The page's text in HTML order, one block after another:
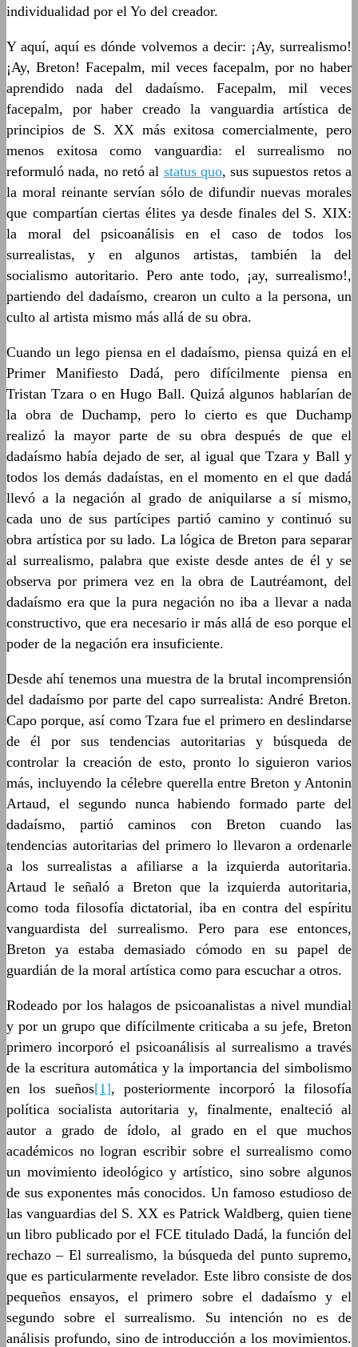
individualidad por el Yo del creador.
Y aquí, aquí es dónde volvemos a decir: ¡Ay, surrealismo!
¡Ay, Breton! Facepalm, mil veces facepalm, por no haber
aprendido nada del dadaísmo. Facepalm, mil veces
facepalm, por haber creado la vanguardia artística de
principios de S. XX más exitosa comercialmente, pero
menos exitosa como vanguardia: el surrealismo no
reformuló nada, no retó al status quo, sus supuestos retos a
la moral reinante servían sólo de difundir nuevas morales
que compartían ciertas élites ya desde finales del S. XIX:
la moral del psicoanálisis en el caso de todos los
surrealistas, y en algunos artistas, también la del
socialismo autoritario. Pero ante todo, ¡ay, surrealismo!,
partiendo del dadaísmo, crearon un culto a la persona, un
culto al artista mismo más allá de su obra.
Cuando un lego piensa en el dadaísmo, piensa quizá en el
Primer Manifiesto Dadá, pero difícilmente piensa en
Tristan Tzara o en Hugo Ball. Quizá algunos hablarían de
la obra de Duchamp, pero lo cierto es que Duchamp
realizó la mayor parte de su obra después de que el
dadaísmo había dejado de ser, al igual que Tzara y Ball y
todos los demás dadaístas, en el momento en el que dadá
llevó a la negación al grado de aniquilarse a sí mismo,
cada uno de sus partícipes partió camino y continuó su
obra artística por su lado. La lógica de Breton para separar
al surrealismo, palabra que existe desde antes de él y se
observa por primera vez en la obra de Lautréamont, del
dadaísmo era que la pura negación no iba a llevar a nada
constructivo, que era necesario ir más allá de eso porque el
poder de la negación era insuficiente.
Desde ahí tenemos una muestra de la brutal incomprensión
del dadaísmo por parte del capo surrealista: André Breton.
Capo porque, así como Tzara fue el primero en deslindarse
de él por sus tendencias autoritarias y búsqueda de
controlar la creación de esto, pronto lo siguieron varios
más, incluyendo la célebre querella entre Breton y Antonin
Artaud, el segundo nunca habiendo formado parte del
dadaísmo, partió caminos con Breton cuando las
tendencias autoritarias del primero lo llevaron a ordenarle
a los surrealistas a afiliarse a la izquierda autoritaria.
Artaud le señaló a Breton que la izquierda autoritaria,
como toda filosofía dictatorial, iba en contra del espíritu
vanguardista del surrealismo. Pero para ese entonces,
Breton ya estaba demasiado cómodo en su papel de
guardián de la moral artística como para escuchar a otros.
Rodeado por los halagos de psicoanalistas a nivel mundial
y por un grupo que difícilmente criticaba a su jefe, Breton
primero incorporó el psicoanálisis al surrealismo a través
de la escritura automática y la importancia del simbolismo
en los sueños[1], posteriormente incorporó la filosofía
política socialista autoritaria y, finalmente, enalteció al
autor a grado de ídolo, al grado en el que muchos
académicos no logran escribir sobre el surrealismo como
un movimiento ideológico y artístico, sino sobre algunos
de sus exponentes más conocidos. Un famoso estudioso de
las vanguardias del S. XX es Patrick Waldberg, quien tiene
un libro publicado por el FCE titulado Dadá, la función del
rechazo – El surrealismo, la búsqueda del punto supremo,
que es particularmente revelador. Este libro consiste de dos
pequeños ensayos, el primero sobre el dadaísmo y el
segundo sobre el surrealismo. Su intención no es de
análisis profundo, sino de introducción a los movimientos.